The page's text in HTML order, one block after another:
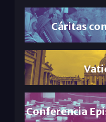
Cáritas
Conferencia